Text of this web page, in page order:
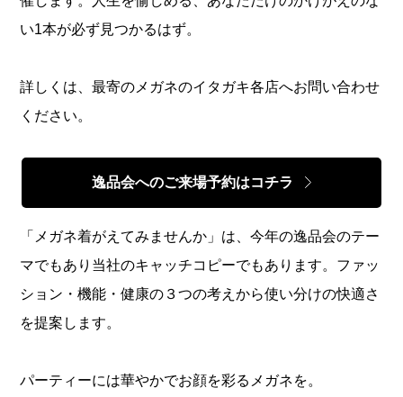
い1本が必ず見つかるはず。
詳しくは、最寄のメガネのイタガキ各店へお問い合わせ
ください。
逸品会へのご来場予約はコチラ
「メガネ着がえてみませんか」は、今年の逸品会のテー
マでもあり当社のキャッチコピーでもあります。ファッ
ション・機能・健康の３つの考えから使い分けの快適さ
を提案します。
パーティーには華やかでお顔を彩るメガネを。